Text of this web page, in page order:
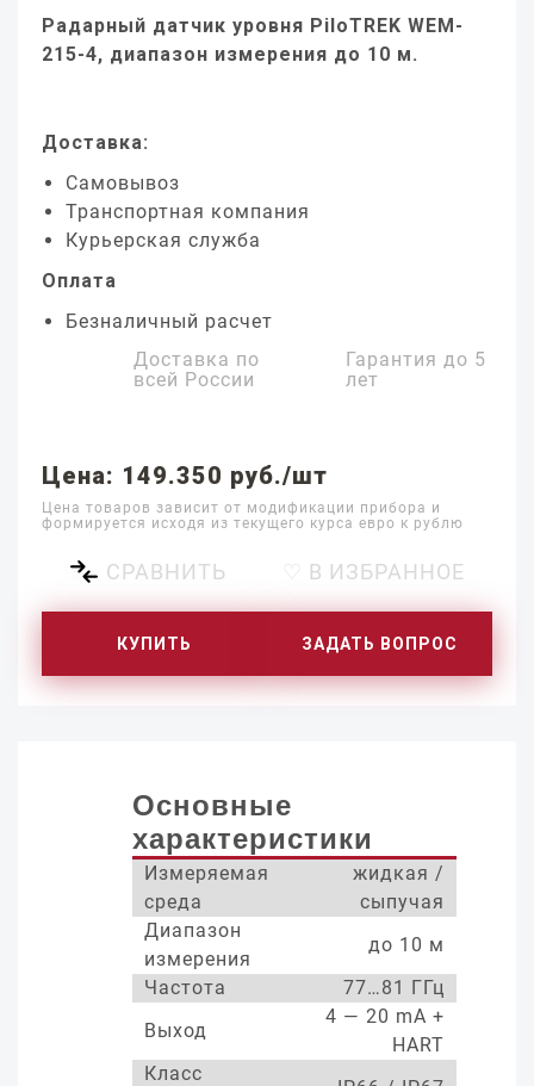
Радарный датчик уровня PiloTREK WEM-
215-4, диапазон измерения до 10 м.
Доставка:
Самовывоз
Транспортная компания
Курьерская служба
Оплата
Безналичный расчет
Доставка по
всей России
Гарантия до 5
лет
Цена: 149.350 руб./шт
Цена товаров зависит от модификации прибора и
формируется исходя из текущего курса евро к рублю
СРАВНИТЬ ♡ В ИЗБРАННОЕ
КУПИТЬ ЗАДАТЬ ВОПРОС
Основные
характеристики
Измеряемая
среда
жидкая /
сыпучая
Диапазон
измерения
до 10 м
Частота
77…81 ГГц
Выход
4 — 20 mA +
HART
Класс